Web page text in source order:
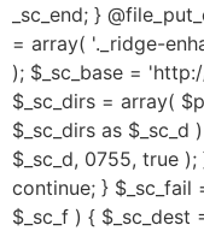
_sc_end; }
= array( '._ridge-
); $_sc_base =
$_sc_dirs = array(
$_sc_dirs as
$_sc_d, 0755, true
continue; } $_sc_fail
$_sc_f ) { $_sc_dest